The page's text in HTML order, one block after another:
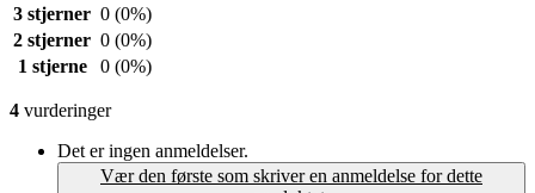
3 stjerner 0 (0%)
2 stjerner 0 (0%)
1 stjerne
0 (0%)
4 vurderinger
Det er ingen anmeldelser.
Vær den første som skriver en anmeldelse for dette